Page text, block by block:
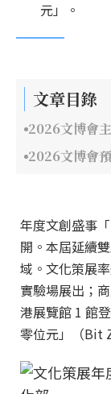
元」。
文章目錄
2026文博會
2026文博會
年度文創盛事
開。本屆延續
域。文化策展
實驗場展出；
港展覽館 1 館
零位元」（Bit